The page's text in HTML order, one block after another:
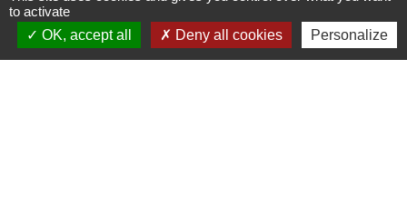
Signaler une erreur sur cette page
to activate
OK, accept all
Deny all cookies Personalize